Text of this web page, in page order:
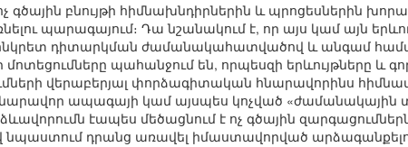
գծային բնույթի հիմնախնդիրներին և պրոցեսներին
պարագայում։ Դա նշանակում է, որ այս կամ այն
դիտարկման ժամանակահատվածով և անգամ
պահանջում են, որպեսզի երևույթները և
վերաբերյալ փորձագիտական հնարավորինս
ապագայի կամ այսպես կոչված
էապես մեծացնում է ոչ գծային
նպաստում դրանց առավել իմաստավորված